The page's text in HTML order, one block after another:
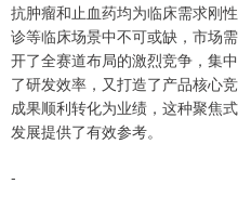
抗肿瘤和止血药均为临床需求刚
诊等临床场景中不可或缺，市场
开了全赛道布局的激烈竞争，集
了研发效率，又打造了产品核心
成果顺利转化为业绩，这种聚焦
发展提供了有效参考。
-